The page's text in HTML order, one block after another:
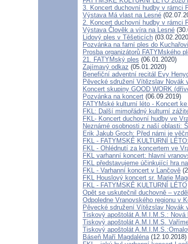
3. Koncert duchovní hudby v rámci
Výstava Má vlast na Lesné
2. Koncert duchovní hudby v rámci
Výstava Člověk a víra na Lesné
Lidový ples v Těšeticích
Pozvánka na farní ples do
Prosba organizátorů FATYMského
21. FATYMský ples (06.01.2020)
Zajímavý odkaz (05.01.2020)
Benefiční adventní recitál Evy
Pěvecké sdružení Vítězslav Novák
Koncert skupiny GOOD WORK
Pozvánka na koncert (06.09.2019)
FATYMské kulturní léto - Koncert
FKL: Další mimořádný kulturní
FKL- Koncert duchovní hudby ve
Neznámé osobnosti z naší oblasti:
Erik Jakub Groch: Před námi je
FKL - FATYMSKÉ KULTURNÍ
FKL - Ohlédnutí za koncertem ve
FKL varhanní koncert: hlavní
FKL představujeme účinkující hra
FKL - Varhanní koncert v Lančově
FKL Houslový koncert sr. Marie
FKL - FATYMSKÉ KULTURNÍ LÉTO
Opět se uskutečnil duchovně –
Odpoledne Vranovského regionu v
Pěvecké sdružení Vítězslav Novák
Tiskový apoštolát A.M.I.M.S.:
Tiskový apoštolát A.M.I.M.S.
Tiskový apoštolát
Báseň Maří Magdaléna(12.10.2018)